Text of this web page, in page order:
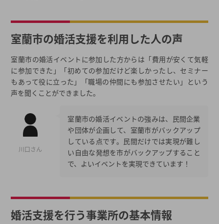
室蘭市の婚活支援を利用した人の声
室蘭市の婚活イベントに参加した方からは「費用が安くて気軽
に参加できた」「初めての参加だけど楽しかったし、セミナー
もあって役に立った」「職場の仲間にも参加させたい」という
声を聞くことができました。
川口さん
室蘭市の婚活イベントの強みは、民間企業
や団体が企画して、室蘭市がバックアップ
している点です。民間だけでは実現が難し
い自由な発想を市がバックアップすること
で、よいイベントを実現できています！
婚活支援を行う事業所の基本情報